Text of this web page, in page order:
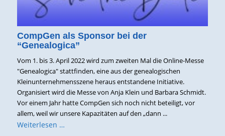
CompGen als Sponsor bei der
“Genealogica”
Vom 1. bis 3. April 2022 wird zum zweiten Mal die Online-Messe
"Genealogica" stattfinden, eine aus der genealogischen
Kleinunternehmensszene heraus entstandene Initiative.
Organisiert wird die Messe von Anja Klein und Barbara Schmidt.
Vor einem Jahr hatte CompGen sich noch nicht beteiligt, vor
allem, weil wir unsere Kapazitäten auf den „dann ...
Weiterlesen …